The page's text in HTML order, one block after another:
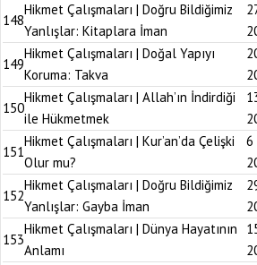
148
Hikmet Çalışmaları | Doğru Bildiğimiz
Yanlışlar: Kitaplara İman
149
Hikmet Çalışmaları | Doğal Yapıyı
Koruma: Takva
150
Hikmet Çalışmaları | Allah’ın İndirdiği
ile Hükmetmek
151
Hikmet Çalışmaları | Kur’an’da Çelişki
Olur mu?
6
152
Hikmet Çalışmaları | Doğru Bildiğimiz
Yanlışlar: Gayba İman
153
Hikmet Çalışmaları | Dünya Hayatının
Anlamı